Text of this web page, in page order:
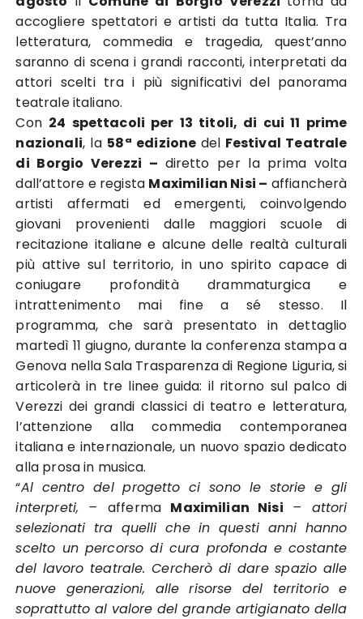
accogliere spettatori e artisti da tutta Italia. Tra
letteratura, commedia e tragedia, quest’anno
saranno di scena i grandi racconti, interpretati da
attori scelti tra i più significativi del panorama
teatrale italiano.
Con 24 spettacoli per 13 titoli, di cui 11 prime
nazionali, la 58ª edizione del Festival Teatrale
di Borgio Verezzi – diretto per la prima volta
dall’attore e regista Maximilian Nisi – affiancherà
artisti affermati ed emergenti, coinvolgendo
giovani provenienti dalle maggiori scuole di
recitazione italiane e alcune delle realtà culturali
più attive sul territorio, in uno spirito capace di
coniugare profondità drammaturgica e
intrattenimento mai fine a sé stesso. Il
programma, che sarà presentato in dettaglio
martedì 11 giugno, durante la conferenza stampa a
Genova nella Sala Trasparenza di Regione Liguria, si
articolerà in tre linee guida: il ritorno sul palco di
Verezzi dei grandi classici di teatro e letteratura,
l’attenzione alla commedia contemporanea
italiana e internazionale, un nuovo spazio dedicato
alla prosa in musica.
“Al centro del progetto ci sono le storie e gli
interpreti, – afferma Maximilian Nisi – attori
selezionati tra quelli che in questi anni hanno
scelto un percorso di cura profonda e costante
del lavoro teatrale. Cercherò di dare spazio alle
nuove generazioni, alle risorse del territorio e
soprattutto al valore del grande artigianato della